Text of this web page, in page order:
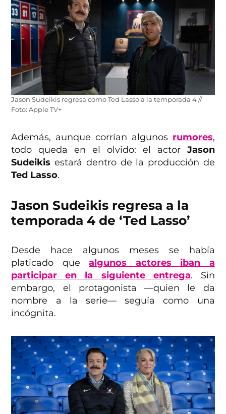
Jason Sudeikis regresa como Ted Lasso a la temporada 4 //
Foto: Apple TV+
Además, aunque corrían algunos rumores,
todo queda en el olvido: el actor Jason
Sudeikisestará dentro de la producción de
Ted Lasso.
Jason Sudeikis regresa a la
temporada 4 de ‘Ted Lasso’
Desde hace algunos meses se había
platicado quealgunos actores iban a
participar en la siguiente entrega. Sin
embargo, el protagonista —quien le da
nombre a la serie— seguía como una
incógnita.